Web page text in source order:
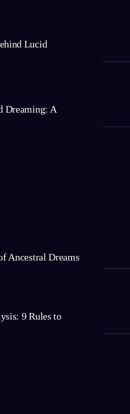
Lucid
Dreaming: A
Ancestral Dreams
9 Rules to